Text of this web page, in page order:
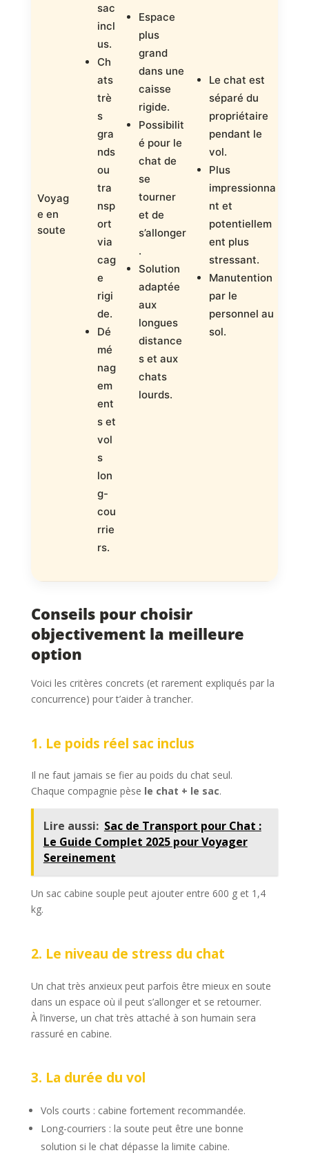
Voyag
e en
soute
sac
incl
us.
Ch
ats
trè
s
gra
nds
ou
tra
nsp
ort
via
cag
e
rigi
de.
Dé
mé
nag
em
ent
s et
vol
s
lon
g-
cou
rrie
rs.
Espace
plus
grand
dans une
caisse
rigide.
Possibilit
é pour le
chat de
se
tourner
et de
s’allonger
.
Solution
adaptée
aux
longues
distance
s et aux
chats
lourds.
Le chat est
séparé du
propriétaire
pendant le
vol.
Plus
impressionna
nt et
potentiellem
ent plus
stressant.
Manutention
par le
personnel au
sol.
Conseils pour choisir
objectivement la meilleure
option
Voici les critères concrets (et rarement expliqués par la
concurrence) pour t’aider à trancher.
1. Le poids réel sac inclus
Il ne faut jamais se fier au poids du chat seul.
Chaque compagnie pèse le chat + le sac.
Lire aussi: Sac de Transport pour Chat :
Le Guide Complet 2025 pour Voyager
Sereinement
Un sac cabine souple peut ajouter entre 600 g et 1,4
kg.
2. Le niveau de stress du chat
Un chat très anxieux peut parfois être mieux en soute
dans un espace où il peut s’allonger et se retourner.
À l’inverse, un chat très attaché à son humain sera
rassuré en cabine.
3. La durée du vol
Vols courts : cabine fortement recommandée.
Long-courriers : la soute peut être une bonne
solution si le chat dépasse la limite cabine.